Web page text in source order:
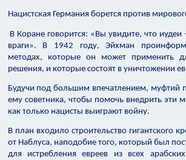
Нацистская Германия борется против
В Коране говорится: «Вы увидите, что
враги». В 1942 году, Эйхман
методах, которые он может применить
решения, и которые состоят в уничтожении
Будучи под большим впечатлением, муфтий
ему советника, чтобы помочь внедрить эти
как только нацисты выиграют войну.
В план входило строительство гигантского
от Наблуса, наподобие того, который был
для истребления евреев из всех